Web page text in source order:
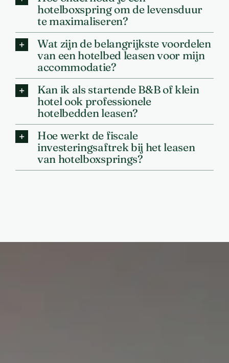
hotelboxspring om de levensduur
te maximaliseren?
Wat zijn de belangrijkste voordelen
van een hotelbed leasen voor mijn
accommodatie?
Kan ik als startende B&B of klein
hotel ook professionele
hotelbedden leasen?
Hoe werkt de fiscale
investeringsaftrek bij het leasen
van hotelboxsprings?